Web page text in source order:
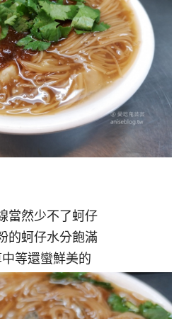
當然少不了蚵仔
的蚵仔水分飽滿
等還蠻鮮美的